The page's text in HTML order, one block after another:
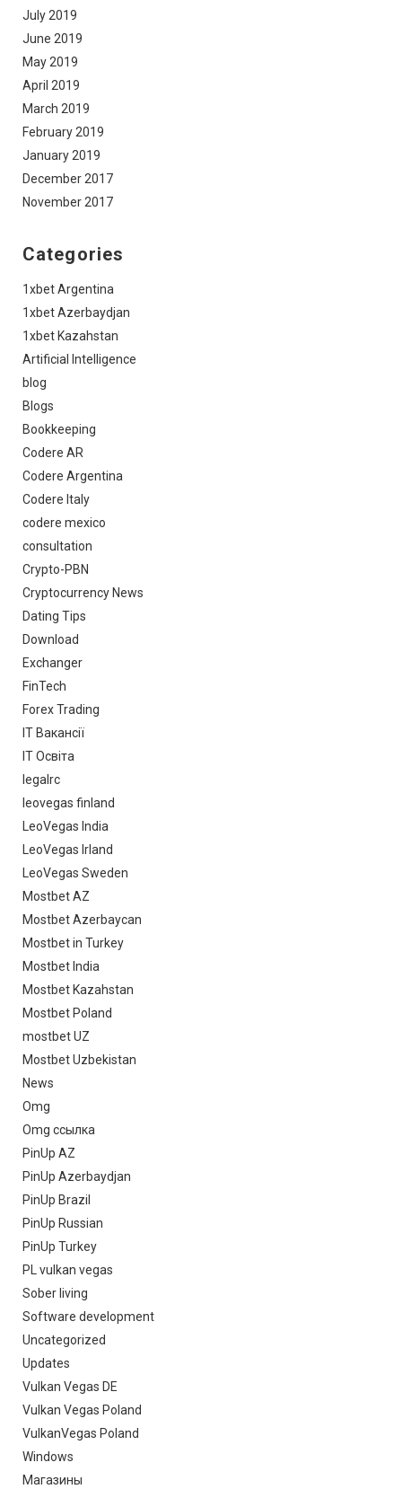
July 2019
June 2019
May 2019
April 2019
March 2019
February 2019
January 2019
December 2017
November 2017
Categories
1xbet Argentina
1xbet Azerbaydjan
1xbet Kazahstan
Artificial Intelligence
blog
Blogs
Bookkeeping
Codere AR
Codere Argentina
Codere Italy
codere mexico
consultation
Crypto-PBN
Cryptocurrency News
Dating Tips
Download
Exchanger
FinTech
Forex Trading
IT Вакансії
IT Освіта
legalrc
leovegas finland
LeoVegas India
LeoVegas Irland
LeoVegas Sweden
Mostbet AZ
Mostbet Azerbaycan
Mostbet in Turkey
Mostbet India
Mostbet Kazahstan
Mostbet Poland
mostbet UZ
Mostbet Uzbekistan
News
Omg
Omg ссылка
PinUp AZ
PinUp Azerbaydjan
PinUp Brazil
PinUp Russian
PinUp Turkey
PL vulkan vegas
Sober living
Software development
Uncategorized
Updates
Vulkan Vegas DE
Vulkan Vegas Poland
VulkanVegas Poland
Windows
Магазины